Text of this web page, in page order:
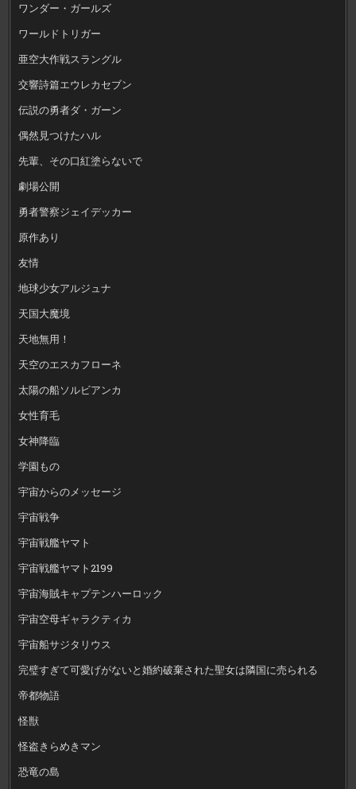
ワンダー・ガールズ
ワールドトリガー
亜空大作戦スラングル
交響詩篇エウレカセブン
伝説の勇者ダ・ガーン
偶然見つけたハル
先輩、その口紅塗らないで
劇場公開
勇者警察ジェイデッカー
原作あり
友情
地球少女アルジュナ
天国大魔境
天地無用！
天空のエスカフローネ
太陽の船ソルビアンカ
女性育毛
女神降臨
学園もの
宇宙からのメッセージ
宇宙戦争
宇宙戦艦ヤマト
宇宙戦艦ヤマト2199
宇宙海賊キャプテンハーロック
宇宙空母ギャラクティカ
宇宙船サジタリウス
完璧すぎて可愛げがないと婚約破棄された聖女は隣国に売られる
帝都物語
怪獣
怪盗きらめきマン
恐竜の島